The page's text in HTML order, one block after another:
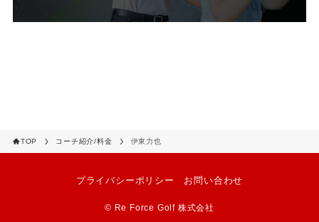
TOP コーチ紹介/料金 伊東力也
プライバシーポリシー お問い合わせ
© Re Force Golf 株式会社